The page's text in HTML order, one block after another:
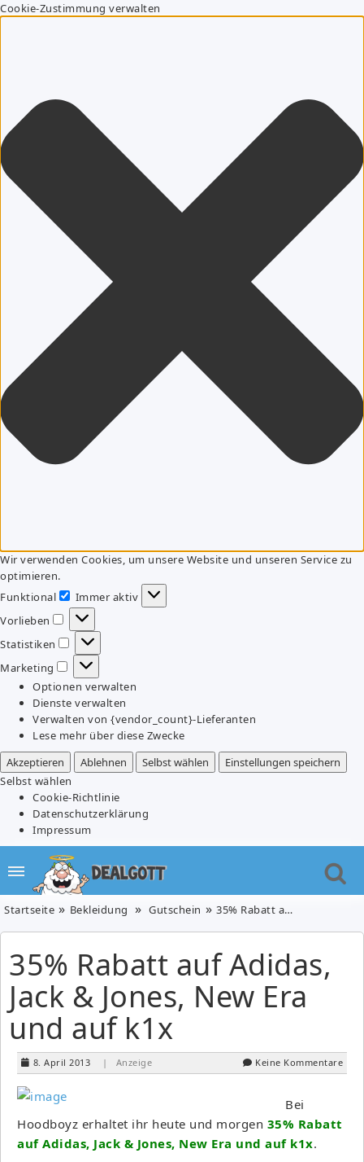
Cookie-Zustimmung verwalten
Wir verwenden Cookies, um unsere Website und unseren Service zu
optimieren.
Funktional
Funktional
Immer aktiv
Vorlieben
Vorlieben
Statistiken
Statistiken
Marketing
Marketing
Optionen verwalten
Dienste verwalten
Verwalten von {vendor_count}-Lieferanten
Lese mehr über diese Zwecke
Akzeptieren
Ablehnen Selbst wählen
Einstellungen speichern
Selbst wählen
Cookie-Richtlinie
Datenschutzerklärung
Impressum
Startseite Bekleidung Gutschein 35% Rabatt auf Adidas, Jack & Jones, New Era und auf k1x
35% Rabatt auf Adidas,
Jack & Jones, New Era
und auf k1x
8. April 2013 | Anzeige Keine Kommentare
Bei
Hoodboyz erhaltet ihr heute und morgen 35% Rabatt
auf Adidas, Jack & Jones, New Era und auf k1x.